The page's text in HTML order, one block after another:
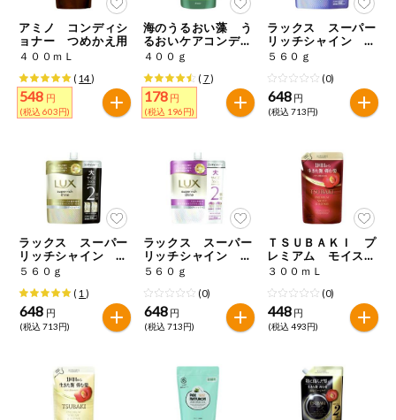
組合員さんの
リクエスト
いいもんみっ
け
オーガニック
ベビー・キッ
ズ関連
サプリメン
ト・栄養補助
食品
アレルゲン対
応
エシカル
推しコープ
アミノ コンディシ
ョナー つめかえ用
４００ｍＬ
( 14)
548 円
(税込 603円)
海のうるおい藻 う
るおいケアコンディ
ショナー 詰替用
４００ｇ
( 7)
178 円
(税込 196円)
ラックス スーパー
リッチシャイン リ
ラックスナイトケア
まとまりコンディシ
ョナー つめかえ用
５６０ｇ
(0)
648 円
(税込 713円)
ラックス スーパー
リッチシャイン ダ
メージリペア補修コ
ンディショナー つ
めかえ用
５６０ｇ
( 1 )
648 円
(税込 713円)
ラックス スーパー
リッチシャイン モ
イスチャー保湿コン
ディショナー つめ
かえ用
５６０ｇ
(0)
648 円
(税込 713円)
ＴＳＵＢＡＫＩ プ
レミアム モイスト
＆リペア コンディ
用
３００ｍＬ
(0)
448 円
(税込 493円)